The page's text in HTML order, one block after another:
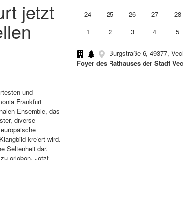
jetzt
und
Frankfurt
Ensemble, das
diverse
kreiert wird.
Seltenheit dar.
erleben. Jetzt
24
25 26 27 28
1
2 3 4 5
Burgstraße 6, 49377,
Foyer des Rathauses der Stadt